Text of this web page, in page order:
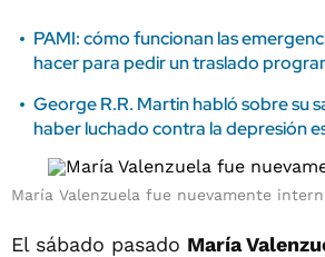
PAMI: cómo funcionan las
hacer para pedir un traslado
George R.R. Martin habló sobre su
haber luchado contra la depresión
María Valenzuela fue nuevamente
El sábado pasado María